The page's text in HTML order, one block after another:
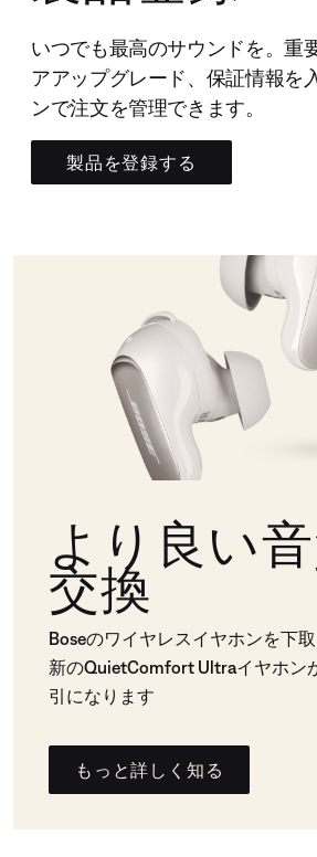
いつでも最高のサウンドを。重
アアップグレード、保証情報を
ンで注文を管理できます。
製品を登録する
より良い
交換
Boseのワイヤレスイヤホンを下
新のQuietComfort Ultraイヤホン
引になります
もっと詳しく知る